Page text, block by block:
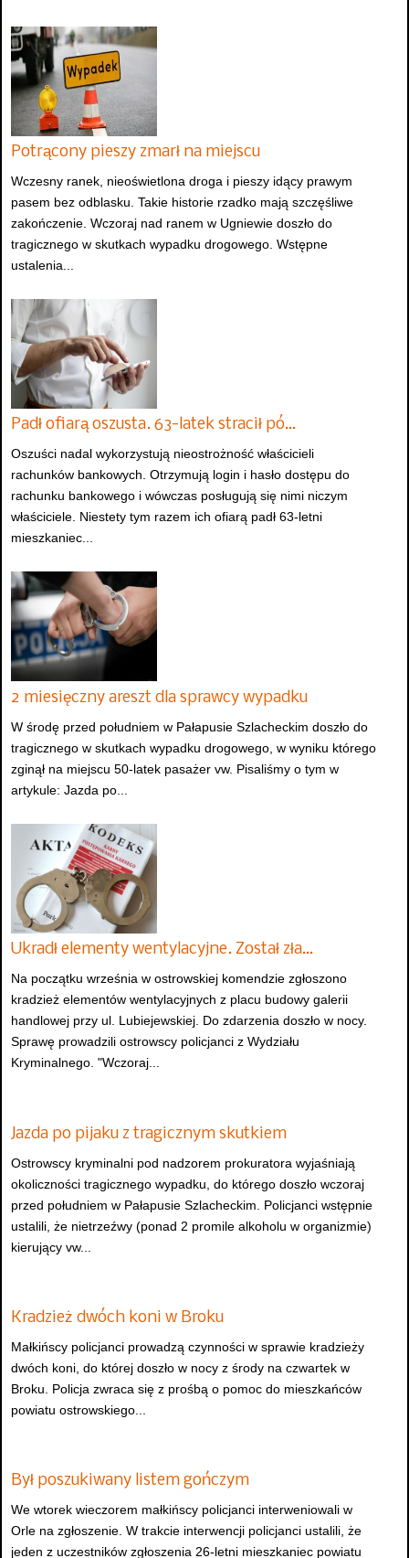
Potrącony pieszy zmarł na miejscu
Wczesny ranek, nieoświetlona droga i pieszy idący prawym
pasem bez odblasku. Takie historie rzadko mają szczęśliwe
zakończenie. Wczoraj nad ranem w Ugniewie doszło do
tragicznego w skutkach wypadku drogowego. Wstępne
ustalenia...
Padł ofiarą oszusta. 63-latek stracił pó…
Oszuści nadal wykorzystują nieostrożność właścicieli
rachunków bankowych. Otrzymują login i hasło dostępu do
rachunku bankowego i wówczas posługują się nimi niczym
właściciele. Niestety tym razem ich ofiarą padł 63-letni
mieszkaniec...
2 miesięczny areszt dla sprawcy wypadku
W środę przed południem w Pałapusie Szlacheckim doszło do
tragicznego w skutkach wypadku drogowego, w wyniku którego
zginął na miejscu 50-latek pasażer vw. Pisaliśmy o tym w
artykule: Jazda po...
Ukradł elementy wentylacyjne. Został zła…
Na początku września w ostrowskiej komendzie zgłoszono
kradzież elementów wentylacyjnych z placu budowy galerii
handlowej przy ul. Lubiejewskiej. Do zdarzenia doszło w nocy.
Sprawę prowadzili ostrowscy policjanci z Wydziału
Kryminalnego. "Wczoraj...
Jazda po pijaku z tragicznym skutkiem
Ostrowscy kryminalni pod nadzorem prokuratora wyjaśniają
okoliczności tragicznego wypadku, do którego doszło wczoraj
przed południem w Pałapusie Szlacheckim. Policjanci wstępnie
ustalili, że nietrzeźwy (ponad 2 promile alkoholu w organizmie)
kierujący vw...
Kradzież dwóch koni w Broku
Małkińscy policjanci prowadzą czynności w sprawie kradzieży
dwóch koni, do której doszło w nocy z środy na czwartek w
Broku. Policja zwraca się z prośbą o pomoc do mieszkańców
powiatu ostrowskiego...
Był poszukiwany listem gończym
We wtorek wieczorem małkińscy policjanci interweniowali w
Orle na zgłoszenie. W trakcie interwencji policjanci ustalili, że
jeden z uczestników zgłoszenia 26-letni mieszkaniec powiatu